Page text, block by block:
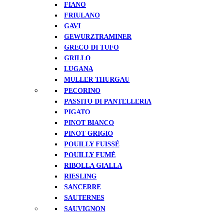
FIANO
FRIULANO
GAVI
GEWURZTRAMINER
GRECO DI TUFO
GRILLO
LUGANA
MULLER THURGAU
PECORINO
PASSITO DI PANTELLERIA
PIGATO
PINOT BIANCO
PINOT GRIGIO
POUILLY FUISSÉ
POUILLY FUMÉ
RIBOLLA GIALLA
RIESLING
SANCERRE
SAUTERNES
SAUVIGNON